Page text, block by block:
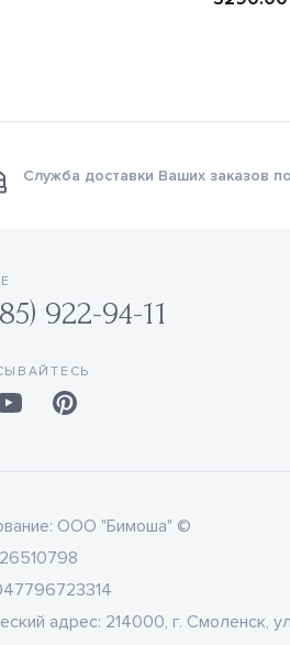
Служба доставки Ваших заказов
922-94-11
ООО "Бимоша" ©
адрес: 214000, г. Смоленск,